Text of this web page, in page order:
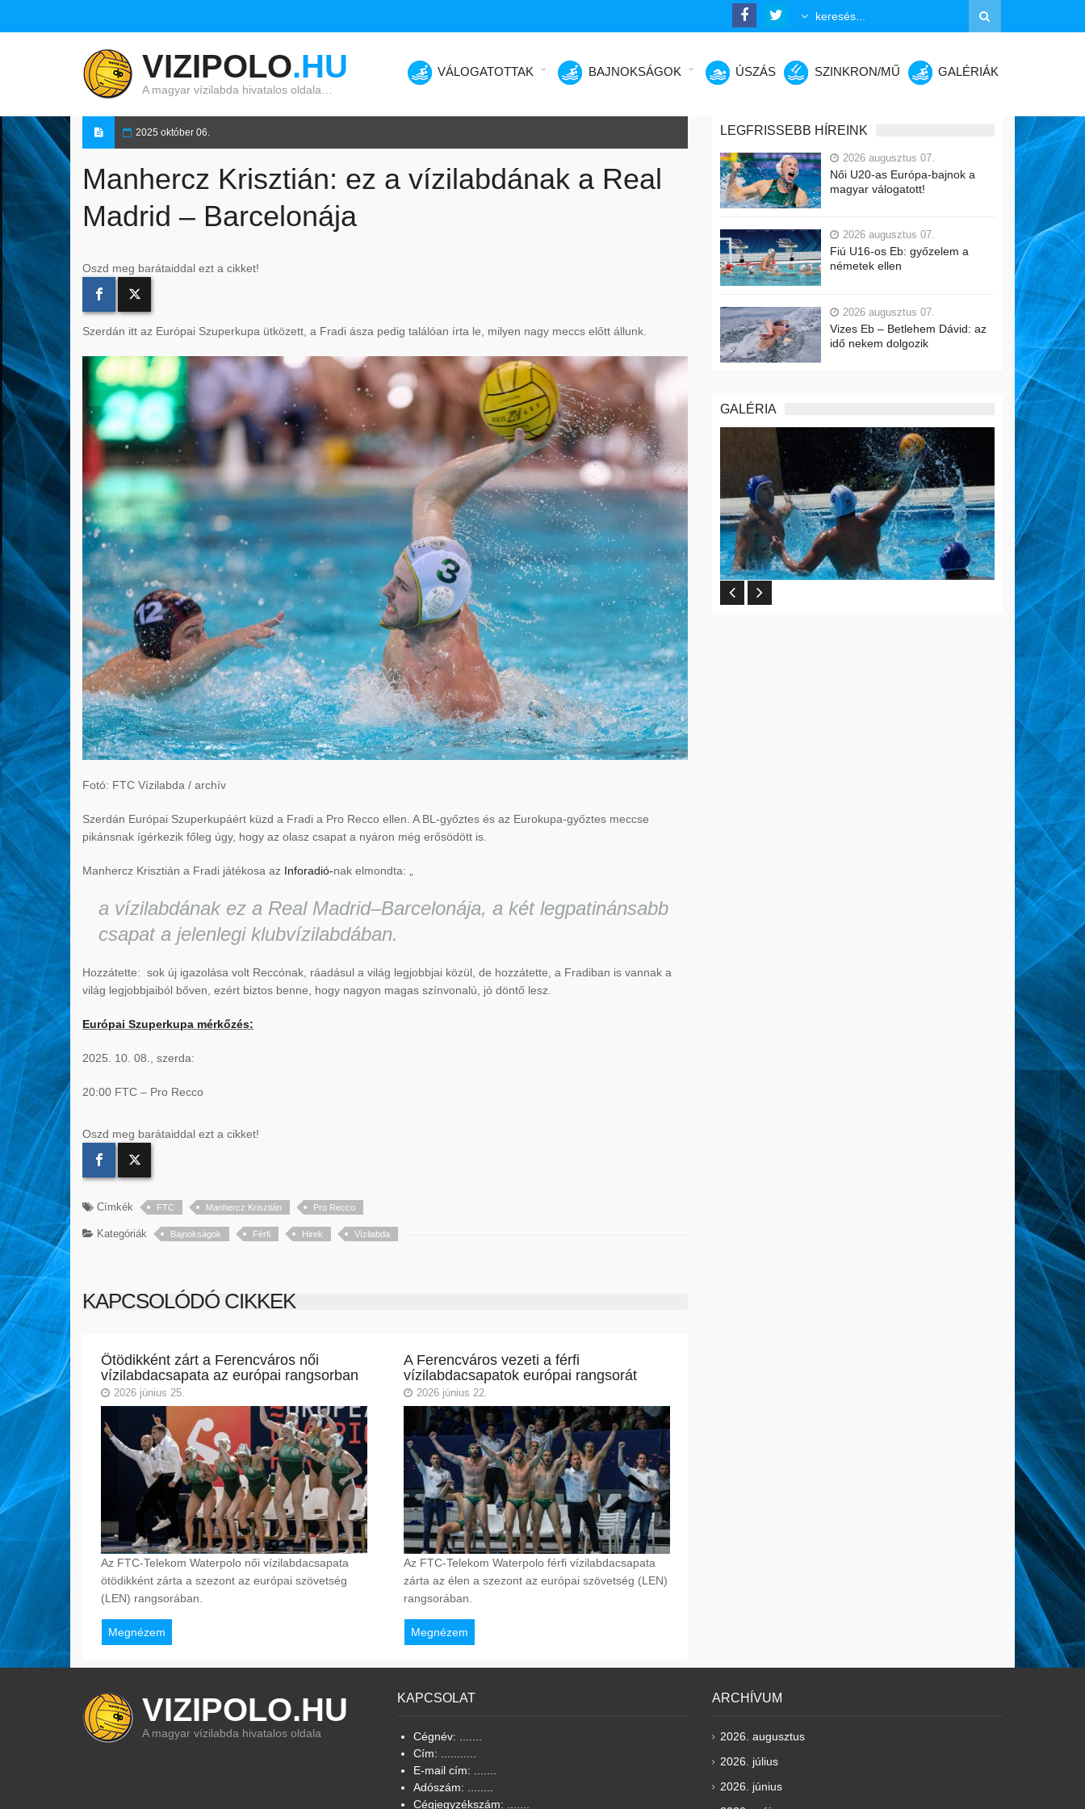
VIZIPOLO.HU
A magyar vízilabda hivatalos oldala…
VÁLOGATOTTAK BAJNOKSÁGOK ÚSZÁS SZINKRON/MŰ GALÉRIÁK
2025 október 06.
Manhercz Krisztián: ez a vízilabdának a Real
Madrid – Barcelonája
Oszd meg barátaiddal ezt a cikket!
Szerdán itt az Európai Szuperkupa ütközett, a Fradi ásza pedig találóan írta le, milyen nagy meccs előtt állunk.
Fotó: FTC Vízilabda / archív
Szerdán Európai Szuperkupáért küzd a Fradi a Pro Recco ellen. A BL-győztes és az Eurokupa-győztes meccse
pikánsnak ígérkezik főleg úgy, hogy az olasz csapat a nyáron még erősödött is.
Manhercz Krisztián a Fradi játékosa az Inforadió-nak elmondta: „
a vízilabdának ez a Real Madrid–Barcelonája, a két legpatinánsabb
csapat a jelenlegi klubvízilabdában.
Hozzátette: sok új igazolása volt Reccónak, ráadásul a világ legjobbjai közül, de hozzátette, a Fradiban is vannak a
világ legjobbjaiból bőven, ezért biztos benne, hogy nagyon magas színvonalú, jó döntő lesz.
Európai Szuperkupa mérkőzés:
2025. 10. 08., szerda:
20:00 FTC – Pro Recco
Oszd meg barátaiddal ezt a cikket!
Címkék FTC Manhercz Krisztián Pro Recco
Kategóriák Bajnokságok Férfi Hirek Vízilabda
KAPCSOLÓDÓ CIKKEK
Ötödikként zárt a Ferencváros női
vízilabdacsapata az európai rangsorban
2026 június 25.
Az FTC-Telekom Waterpolo női vízilabdacsapata
ötödikként zárta a szezont az európai szövetség
(LEN) rangsorában.
Megnézem
A Ferencváros vezeti a férfi
vízilabdacsapatok európai rangsorát
2026 június 22.
Az FTC-Telekom Waterpolo férfi vízilabdacsapata
zárta az élen a szezont az európai szövetség (LEN)
rangsorában.
Megnézem
LEGFRISSEBB HÍREINK
2026 augusztus 07.
Női U20-as Európa-bajnok a
magyar válogatott!
2026 augusztus 07.
Fiú U16-os Eb: győzelem a
németek ellen
2026 augusztus 07.
Vizes Eb – Betlehem Dávid: az
idő nekem dolgozik
GALÉRIA
VIZIPOLO.HU
A magyar vízilabda hivatalos oldala
KAPCSOLAT
Cégnév: .......
Cím: ...........
E-mail cím: .......
Adószám: ........
Cégjegyzékszám: .......
ARCHÍVUM
2026. augusztus
2026. július
2026. június